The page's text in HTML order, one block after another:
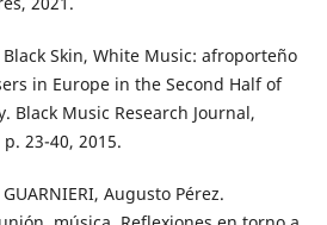
Skin, White Music: afroporteño
in Europe in the Second Half of
Black Music Research Journal,
23-40, 2015.
Augusto Pérez.